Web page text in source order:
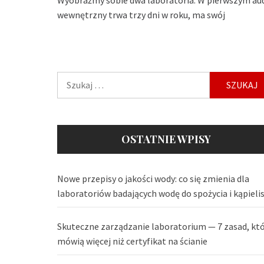
wewnętrzny trwa trzy dni w roku, ma swój
OSTATNIE WPISY
Nowe przepisy o jakości wody: co się zmienia dla
laboratoriów badających wodę do spożycia i
Skuteczne zarządzanie laboratorium — 7 zasad,
mówią więcej niż certyfikat na ścianie